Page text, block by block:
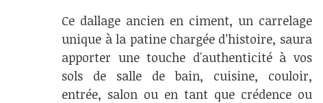
Ce dallage ancien en ciment, un carrelage
unique à la patine chargée d’histoire, saura
apporter une touche d'authenticité à vos
sols de salle de bain, cuisine, couloir,
entrée, salon ou en tant que crédence ou